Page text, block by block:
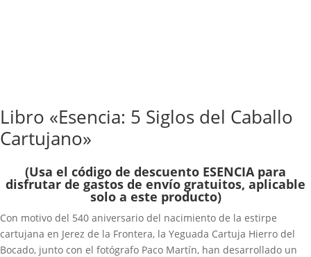
Libro «Esencia: 5 Siglos del Caballo
Cartujano»
(Usa el código de descuento ESENCIA para
disfrutar de gastos de envío gratuitos, aplicable
solo a este producto)
Con motivo del 540 aniversario del nacimiento de la estirpe
cartujana en Jerez de la Frontera, la Yeguada Cartuja Hierro del
Bocado, junto con el fotógrafo Paco Martín, han desarrollado un